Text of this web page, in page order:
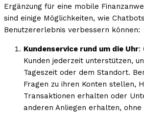
Ergänzung für eine mobile
sind einige Möglichkeiten, wie
Benutzererlebnis verbessern können:
Kundenservice rund um die Uhr:
Kunden jederzeit unterstützen,
Tageszeit oder dem Standort.
Fragen zu ihren Konten stellen,
Transaktionen erhalten oder
anderen Anliegen erhalten, ohne